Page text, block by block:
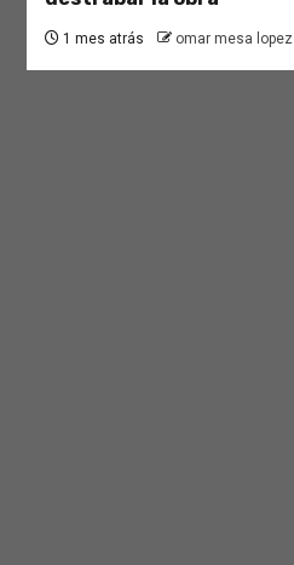
1 mes atrás omar mesa lopez